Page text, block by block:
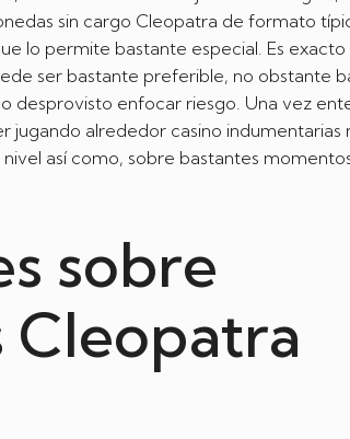
sin cargo Cleopatra de formato
lo permite bastante especial. Es
ser bastante preferible, no obstante
desprovisto enfocar riesgo. Una vez
alrededor casino indumentarias
así­ como, sobre bastantes
sobre